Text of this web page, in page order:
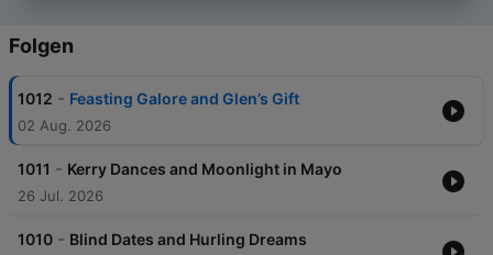
Folgen
1012 - Feasting Galore and Glen’s Gift
02 Aug. 2026
1011 - Kerry Dances and Moonlight in Mayo
26 Jul. 2026
1010 - Blind Dates and Hurling Dreams